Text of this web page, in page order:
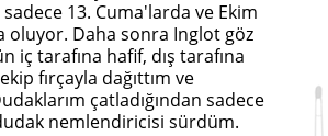
13. Cuma'larda ve Ekim
oluyor. Daha sonra Inglot göz
iç tarafına hafif, dış tarafına
fırçayla dağıttım ve
çatladığından sadece
nemlendiricisi sürdüm.